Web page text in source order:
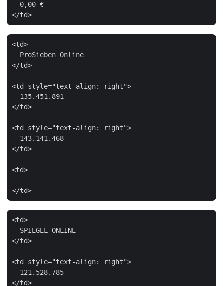
  0,00 €
<td>
  ProSieben Online
</td>
<td style="text-align: right">
  135.451.891
</td>
<td style="text-align: right">
  143.141.468
</td>
<td>
  -
<td>
  SPIEGEL ONLINE
</td>
<td style="text-align: right">
  121.528.785
</td>